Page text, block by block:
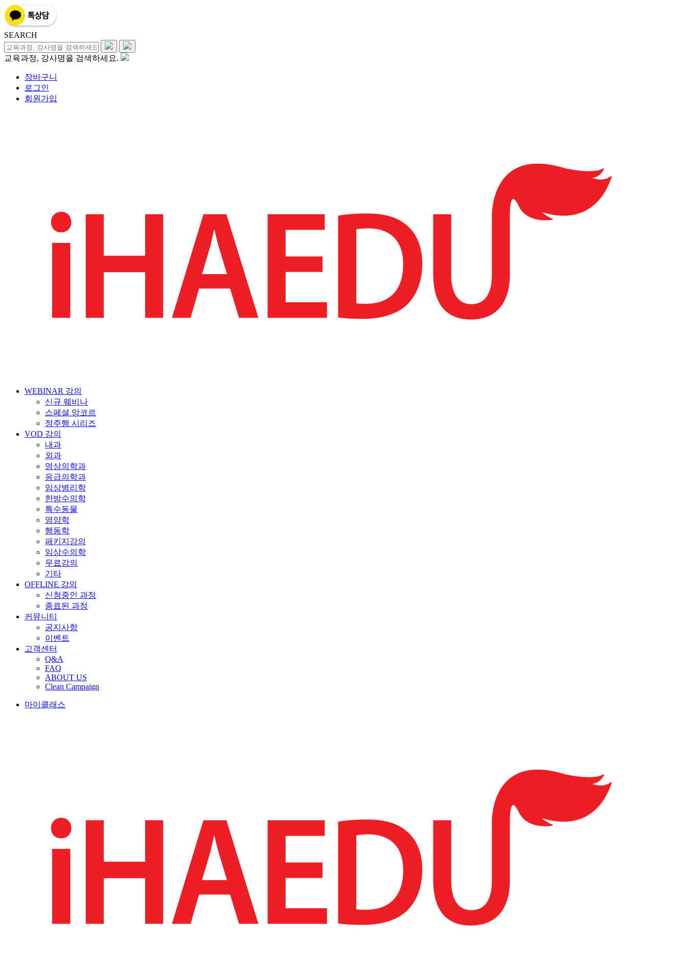
SEARCH
교육과정, 강사명을 검색하세요.
장바구니
로그인
회원가입
WEBINAR 강의
신규 웨비나
스페셜 앙코르
정주행 시리즈
VOD 강의
내과
외과
영상의학과
응급의학과
임상병리학
한방수의학
특수동물
영양학
행동학
패키지강의
임상수의학
무료강의
기타
OFFLINE 강의
신청중인 과정
종료된 과정
커뮤니티
공지사항
이벤트
고객센터
Q&A
FAQ
ABOUT US
Clean Campaign
마이클래스